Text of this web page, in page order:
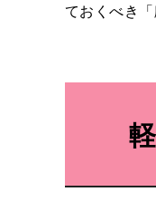
ておくべき